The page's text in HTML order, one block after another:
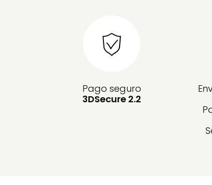
Pago seguro
3DSecure 2.2